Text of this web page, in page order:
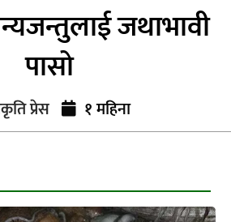
जथाभावी
पासो
प्रेस १ महिना